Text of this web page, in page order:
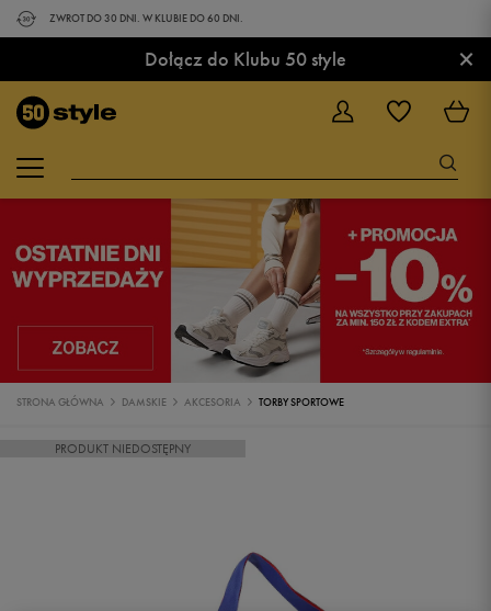
ZWROT DO 30 DNI. W KLUBIE DO 60 DNI.
Dołącz do Klubu 50 style ×
STRONA GŁÓWNA DAMSKIE AKCESORIA TORBY SPORTOWE
PRODUKT NIEDOSTĘPNY